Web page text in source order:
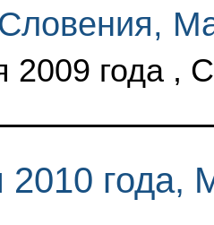
2009 года ,
2010 года,